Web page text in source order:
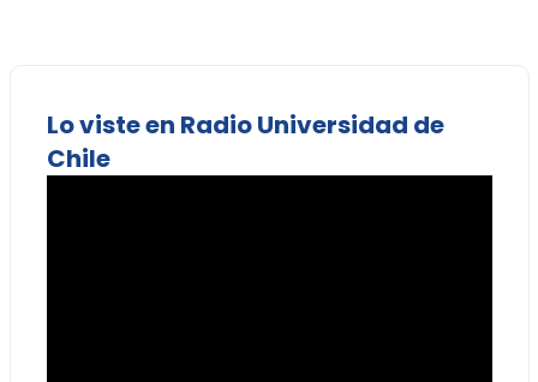
Lo viste en Radio Universidad de
Chile